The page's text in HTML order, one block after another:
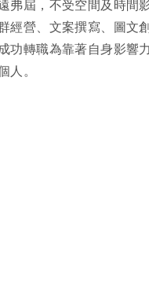
弗屆，不受空間及時間
經營、文案撰寫、圖文
功轉職為靠著自身影響
人。